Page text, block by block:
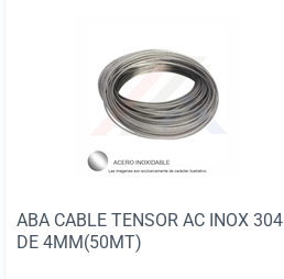
ABA CABLE TENSOR AC INOX 304
DE 4MM(50MT)